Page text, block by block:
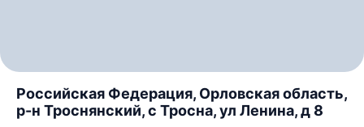
Российская Федерация, Орловская область,
р-н Троснянский, с Тросна, ул Ленина, д 8